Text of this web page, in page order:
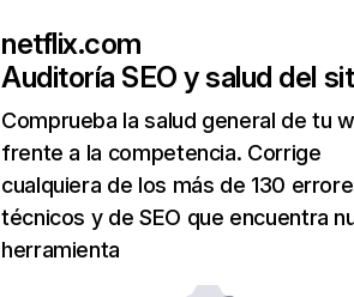
netflix.com
Auditoría SEO y salud del
Comprueba la salud general de tu
frente a la competencia. Corrige
cualquiera de los más de 130
técnicos y de SEO que encuentra
herramienta